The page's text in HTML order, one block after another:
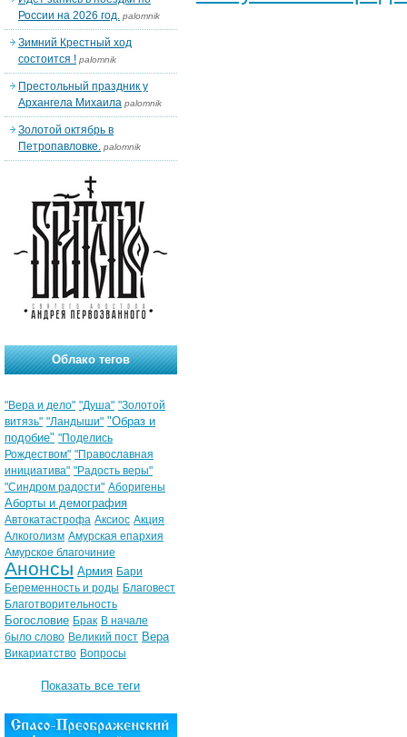
России на 2026 год. palomnik
Зимний Крестный ход
состоится ! palomnik
Престольный праздник у
Архангела Михаила palomnik
Золотой октябрь в
Петропавловке. palomnik
Облако тегов
"Вера и дело" "Душа" "Золотой
витязь" "Ландыши" "Образ и
подобие" "Поделись
Рождеством" "Православная
инициатива" "Радость веры"
"Синдром радости" Аборигены
Аборты и демография
Автокатастрофа Аксиос Акция
Алкоголизм Амурская епархия
Амурское благочиние
Анонсы Армия Бари
Беременность и роды Благовест
Благотворительность
Богословие Брак В начале
было слово Великий пост Вера
Викариатство Вопросы
Показать все теги